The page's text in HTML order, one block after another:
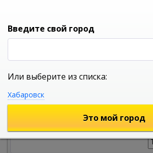
УНИВЕРСАЛЬНЫЙ ИНТЕРНЕТ МАГАЗИН
Введите свой город
Или выберите из списка:
Хабаровск
Это мой город